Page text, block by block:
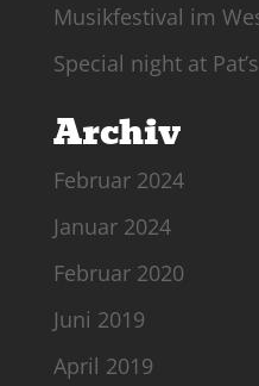
Musikfestival im
Special night at
Archiv
Februar 2024
Januar 2024
Februar 2020
Juni 2019
April 2019